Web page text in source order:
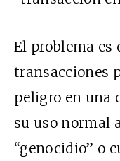
El problema es
transacciones
peligro en una
su uso normal
“genocidio” o